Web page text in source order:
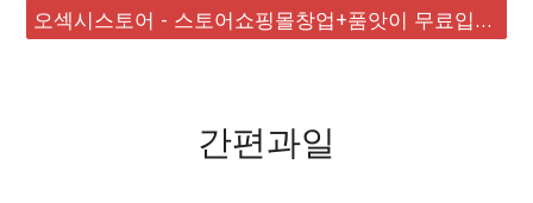
오섹시스토어 - 스토어쇼핑몰창업+품앗이 무료입점 대박
간편과일